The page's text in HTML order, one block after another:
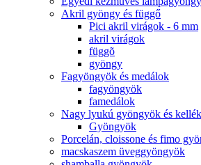
Akril gyöngy és függő
Pici akril virágok - 6 mm
akril virágok
függõ
gyöngy
Fagyöngyök és medálok
fagyöngyök
famedálok
Nagy lyukú gyöngyök és
Gyöngyök
Porcelán, cloissone és fimo
macskaszem üveggyöngyök